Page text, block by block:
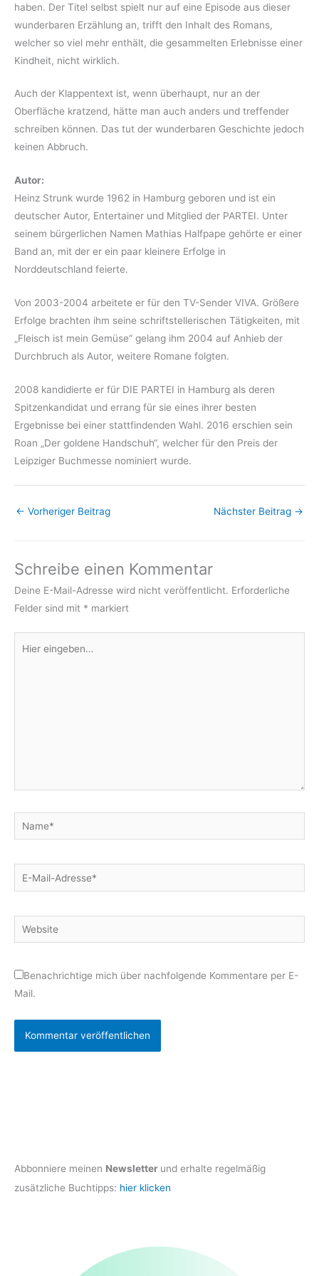
haben. Der Titel selbst spielt nur auf eine Episode aus dieser
wunderbaren Erzählung an, trifft den Inhalt des Romans,
welcher so viel mehr enthält, die gesammelten Erlebnisse einer
Kindheit, nicht wirklich.
Auch der Klappentext ist, wenn überhaupt, nur an der
Oberfläche kratzend, hätte man auch anders und treffender
schreiben können. Das tut der wunderbaren Geschichte jedoch
keinen Abbruch.
Autor:
Heinz Strunk wurde 1962 in Hamburg geboren und ist ein
deutscher Autor, Entertainer und Mitglied der PARTEI. Unter
seinem bürgerlichen Namen Mathias Halfpape gehörte er einer
Band an, mit der er ein paar kleinere Erfolge in
Norddeutschland feierte.
Von 2003-2004 arbeitete er für den TV-Sender VIVA. Größere
Erfolge brachten ihm seine schriftstellerischen Tätigkeiten, mit
„Fleisch ist mein Gemüse“ gelang ihm 2004 auf Anhieb der
Durchbruch als Autor, weitere Romane folgten.
2008 kandidierte er für DIE PARTEI in Hamburg als deren
Spitzenkandidat und errang für sie eines ihrer besten
Ergebnisse bei einer stattfindenden Wahl. 2016 erschien sein
Roan „Der goldene Handschuh“, welcher für den Preis der
Leipziger Buchmesse nominiert wurde.
← Vorheriger Beitrag Nächster Beitrag →
Schreibe einen Kommentar
Deine E-Mail-Adresse wird nicht veröffentlicht. Erforderliche
Felder sind mit * markiert
eingeben…
Name*
E-
Mail-
Website
Benachrichtige mich über nachfolgende Kommentare per E-
Mail.
Abbonniere meinen Newsletter und erhalte regelmäßig
zusätzliche Buchtipps: hier klicken